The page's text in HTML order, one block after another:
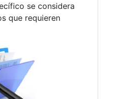
se considera
que requieren